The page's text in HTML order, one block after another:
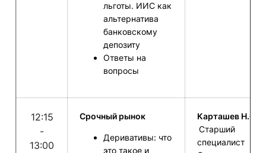
льготы. ИИС как
альтернатива
банковскому
депозиту
Ответы на
вопросы
12:15
-
13:00
Срочный рынок
Деривативы: что
это такое и
Карташев Н.С. –
Старший
специалист